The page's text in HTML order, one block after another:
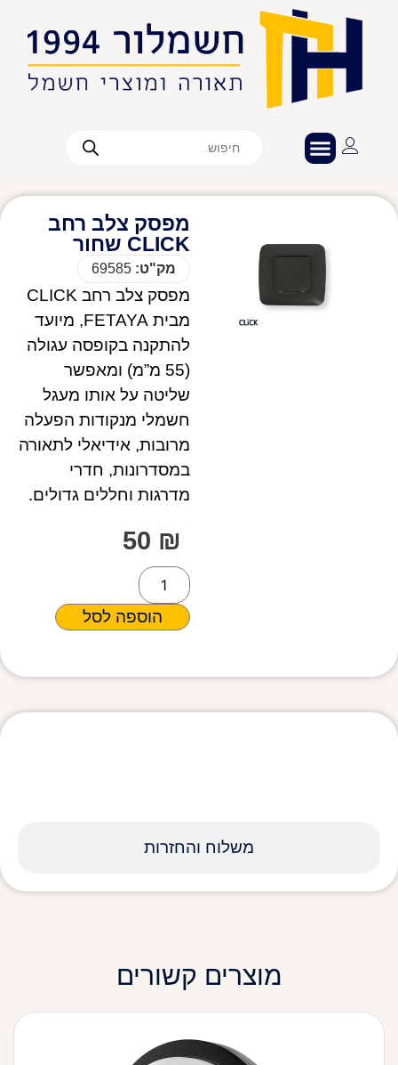
מפסק צלב רחב
CLICK שחור
מק"ט: 69585
מפסק צלב רחב CLICK
מבית FETAYA, מיועד
להתקנה בקופסה עגולה
(55 מ”מ) ומאפשר
שליטה על אותו מעגל
חשמלי מנקודות הפעלה
מרובות, אידיאלי לתאורה
במסדרונות, חדרי
מדרגות וחללים גדולים.
50 ₪
הוספה לסל
משלוח והחזרות
מוצרים קשורים